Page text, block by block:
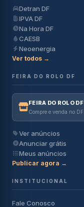
Detran DF
IPVA DF
Na Hora DF
CAESB
Neoenergia
Ver todos →
FEIRA DO ROLO DF
FEIRA DO ROLO DF
Compre e venda no DF
Ver anúncios
Anunciar grátis
Meus anúncios
Publicar agora →
INSTITUCIONAL
Fale Conosco